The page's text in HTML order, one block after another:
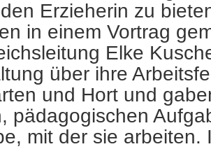
Erzieherin zu
in einem Vortrag
Elke
über ihre
und Hort und
pädagogischen
mit der sie arbeiten.